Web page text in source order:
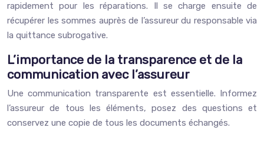
rapidement pour les réparations. Il se charge ensuite de
récupérer les sommes auprès de l’assureur du responsable via
la quittance subrogative.
L’importance de la transparence et de la
communication avec l’assureur
Une communication transparente est essentielle. Informez
l’assureur de tous les éléments, posez des questions et
conservez une copie de tous les documents échangés.